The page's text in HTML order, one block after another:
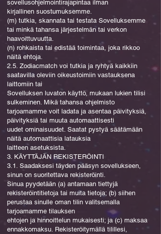
sovellusohjelmointirajapintaa ilman
kirjallinen suostumuksemme.
(m) tutkia, skannata tai testata Sovelluksemme
tai minkä tahansa järjestelmän tai verkon
haavoittuvuutta.
(n) rohkaista tai edistää toimintaa, joka rikkoo
näitä ehtoja.
2.5. Zodiacmatch voi tutkia ja ryhtyä kaikkiin
saatavilla oleviin oikeustoimiin vastauksena
laittomiin tai
Sovelluksen luvaton käyttö, mukaan lukien tilisi
sulkeminen. Mikä tahansa ohjelmisto
tarjoamamme voit ladata ja asentaa päivityksiä,
päivityksiä tai muuta automaattisesti
uudet ominaisuudet. Saatat pystyä säätämään
näitä automaattisia latauksia
laitteen asetuksista.
3. KÄYTTÄJÄN REKISTERÖINTI
3.1. Saadaksesi täyden pääsyn sovellukseen,
sinun on suoritettava rekisteröinti.
Sinua pyydetään (a) antamaan tiettyjä
rekisteröintitietoja tai muita tietoja; (b) siihen
perustaa sinulle oman tilin valitsemalla
tarjoamamme tilauksen
ehtojen ja hinnoittelun mukaisesti; ja (c) maksaa
ennakkomaksu. Rekisteröitymällä tilillesi,